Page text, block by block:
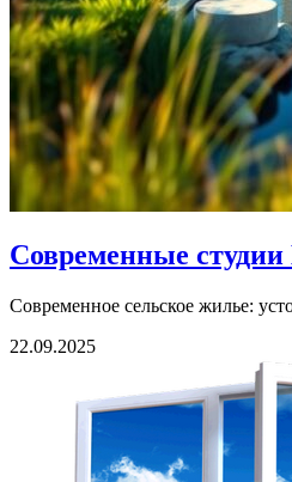
Современные
Современное сельское жилье:
22.09.2025